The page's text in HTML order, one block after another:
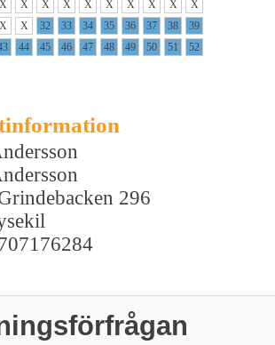
X X X X X X X X X
X
X X 32 33 34 35 36 37 38
39
44 45 46 47 48 49 50 51
52
296